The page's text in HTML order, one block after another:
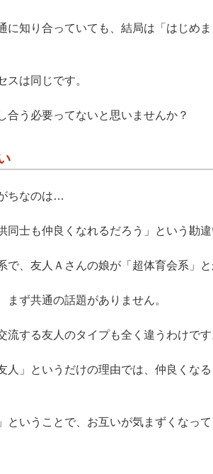
に知り合っていても、結局は「はじめ
スは同じです。
合う必要ってないと思いませんか？
ちなのは…
同士も仲良くなれるだろう」という勘違
で、友人Ａさんの娘が「超体育会系」
ず共通の話題がありません。
する友人のタイプも全く違うわけです
人」というだけの理由では、仲良くな
ということで、お互いが気まずくなっ